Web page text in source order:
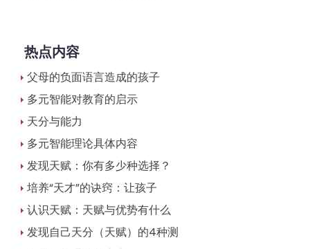
热点内容
父母的负面语言造成的孩子
多元智能对教育的启示
天分与能力
多元智能理论具体内容
发现天赋：你有多少种选择？
培养“天才”的诀窍：让孩子
认识天赋：天赋与优势有什么
发现自己天分（天赋）的4种测